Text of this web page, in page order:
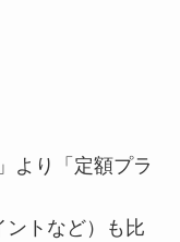
より「定額プラ
ントなど）も比